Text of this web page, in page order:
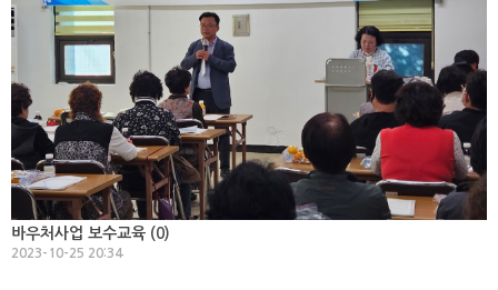
바우처사업 보수교육 (0)
2023-10-25 20:34